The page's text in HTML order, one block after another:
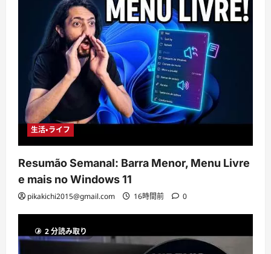
生活・ライフ
Resumão Semanal: Barra Menor, Menu Livre
e mais no Windows 11
pikakichi2015@gmail.com 16時間前 0
2 分読み取り